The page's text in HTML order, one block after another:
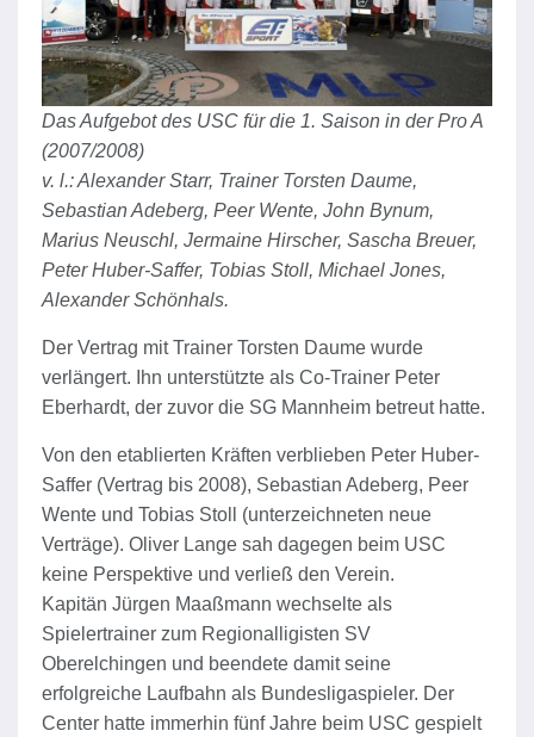
Das Aufgebot des USC für die 1. Saison in der Pro A
(2007/2008)
v. l.: Alexander Starr, Trainer Torsten Daume,
Sebastian Adeberg, Peer Wente, John Bynum,
Marius Neuschl, Jermaine Hirscher, Sascha Breuer,
Peter Huber-Saffer, Tobias Stoll, Michael Jones,
Alexander Schönhals.
Der Vertrag mit Trainer Torsten Daume wurde
verlängert. Ihn unterstützte als Co-Trainer Peter
Eberhardt, der zuvor die SG Mannheim betreut hatte.
Von den etablierten Kräften verblieben Peter Huber-
Saffer (Vertrag bis 2008), Sebastian Adeberg, Peer
Wente und Tobias Stoll (unterzeichneten neue
Verträge). Oliver Lange sah dagegen beim USC
keine Perspektive und verließ den Verein.
Kapitän Jürgen Maaßmann wechselte als
Spielertrainer zum Regionalligisten SV
Oberelchingen und beendete damit seine
erfolgreiche Laufbahn als Bundesligaspieler. Der
Center hatte immerhin fünf Jahre beim USC gespielt